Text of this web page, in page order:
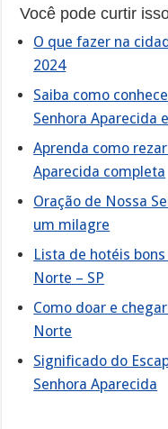
Você pode curtir
O que fazer na
2024
Saiba como
Senhora Aparecida
Aprenda como
Aparecida completa
Oração de Nossa
um milagre
Lista de hotéis
Norte – SP
Como doar e
Norte
Significado do
Senhora Aparecida